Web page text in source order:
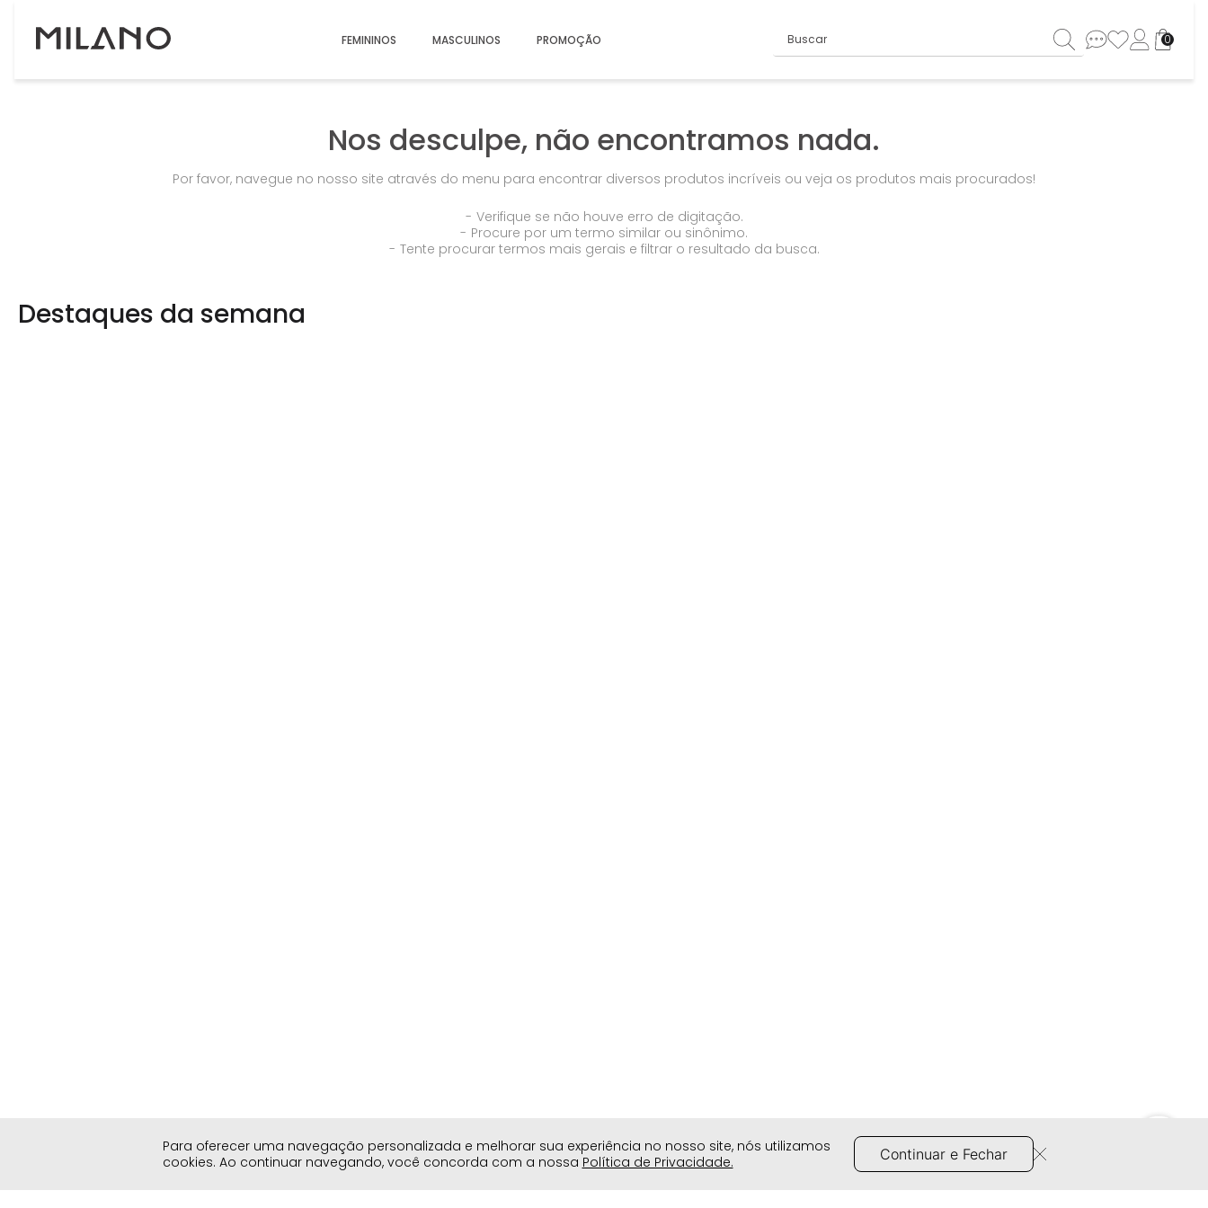
Para oferecer uma navegação personalizada e melhorar sua experiência no nosso site, nós utilizamos
cookies. Ao continuar navegando, você concorda com a nossa Política de Privacidade. Continuar e Fechar
FEMININOS MASCULINOS PROMOÇÃO 0
Nos desculpe, não encontramos nada.
Por favor, navegue no nosso site através do menu para encontrar diversos produtos incríveis ou veja os produtos mais procurados!
Verifique se não houve erro de digitação.
Procure por um termo similar ou sinônimo.
Tente procurar termos mais gerais e filtrar o resultado da busca.
Destaques da semana